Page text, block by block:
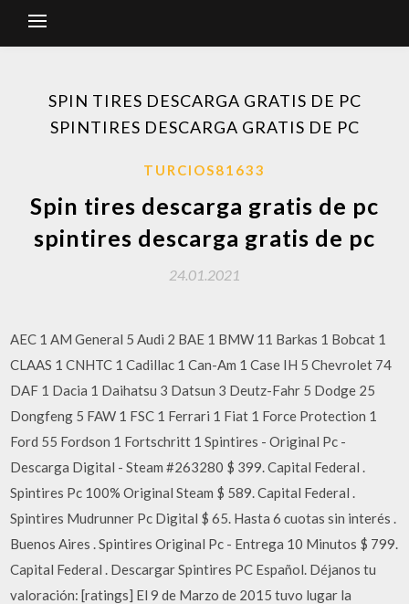
SPIN TIRES DESCARGA GRATIS DE PC
SPINTIRES DESCARGA GRATIS DE PC
TURCIOS81633
Spin tires descarga gratis de pc
spintires descarga gratis de pc
24.01.2021
AEC 1 AM General 5 Audi 2 BAE 1 BMW 11 Barkas 1 Bobcat 1
CLAAS 1 CNHTC 1 Cadillac 1 Can-Am 1 Case IH 5 Chevrolet 74
DAF 1 Dacia 1 Daihatsu 3 Datsun 3 Deutz-Fahr 5 Dodge 25
Dongfeng 5 FAW 1 FSC 1 Ferrari 1 Fiat 1 Force Protection 1
Ford 55 Fordson 1 Fortschritt 1 Spintires - Original Pc -
Descarga Digital - Steam #263280 $ 399. Capital Federal .
Spintires Pc 100% Original Steam $ 589. Capital Federal .
Spintires Mudrunner Pc Digital $ 65. Hasta 6 cuotas sin interés .
Buenos Aires . Spintires Original Pc - Entrega 10 Minutos $ 799.
Capital Federal . Descargar Spintires PC Español. Déjanos tu
valoración: [ratings] El 9 de Marzo de 2015 tuvo lugar la